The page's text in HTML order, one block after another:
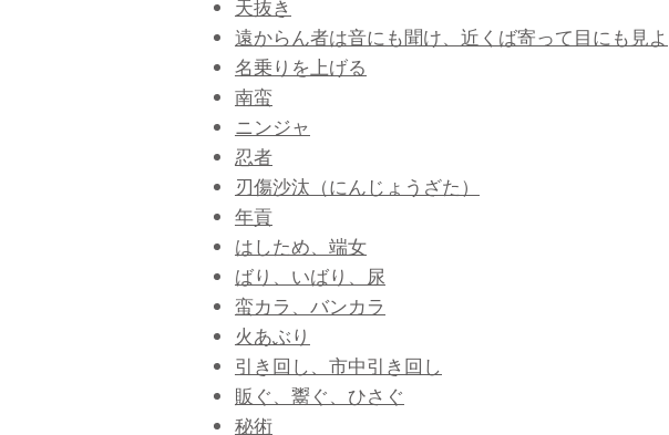
天抜き
遠からん者は音にも聞け、近くば寄って目にも見よ
名乗りを上げる
南蛮
ニンジャ
忍者
刃傷沙汰（にんじょうざた）
年貢
はしため、端女
ばり、いばり、尿
蛮カラ、バンカラ
火あぶり
引き回し、市中引き回し
販ぐ、鬻ぐ、ひさぐ